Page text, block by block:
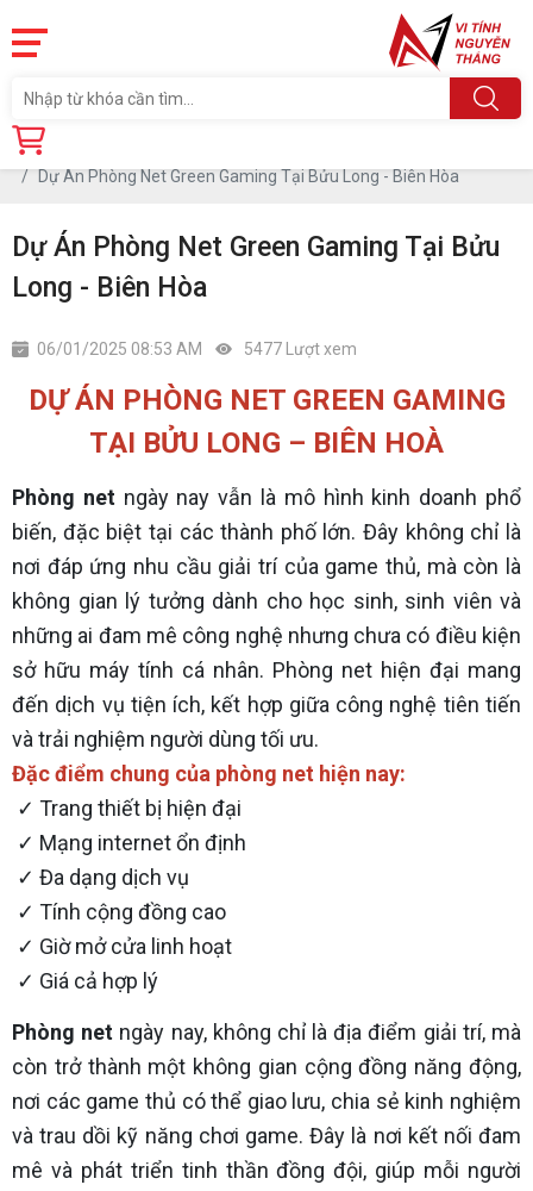
Trang chủ
Dự Án Phòng Net Green Gaming Tại Bửu Long - Biên Hòa
Dự Án Phòng Net Green Gaming Tại Bửu
Long - Biên Hòa
06/01/2025 08:53 AM 5477 Lượt xem
DỰ ÁN PHÒNG NET GREEN GAMING
TẠI BỬU LONG – BIÊN HOÀ
Phòng netngày nay vẫn là mô hình kinh doanh phổ
biến, đặc biệt tại các thành phố lớn. Đây không chỉ là
nơi đáp ứng nhu cầu giải trí của game thủ, mà còn là
không gian lý tưởng dành cho học sinh, sinh viên và
những ai đam mê công nghệ nhưng chưa có điều kiện
sở hữu máy tính cá nhân. Phòng net hiện đại mang
đến dịch vụ tiện ích, kết hợp giữa công nghệ tiên tiến
và trải nghiệm người dùng tối ưu.
Đặc điểm chung của phòng net hiện nay:
✓ Trang thiết bị hiện đại
✓ Mạng internet ổn định
✓ Đa dạng dịch vụ
✓ Tính cộng đồng cao
✓ Giờ mở cửa linh hoạt
✓ Giá cả hợp lý
Phòng net ngày nay, không chỉ là địa điểm giải trí, mà
còn trở thành một không gian cộng đồng năng động,
nơi các game thủ có thể giao lưu, chia sẻ kinh nghiệm
và trau dồi kỹ năng chơi game. Đây là nơi kết nối đam
mê và phát triển tinh thần đồng đội, giúp mỗi người